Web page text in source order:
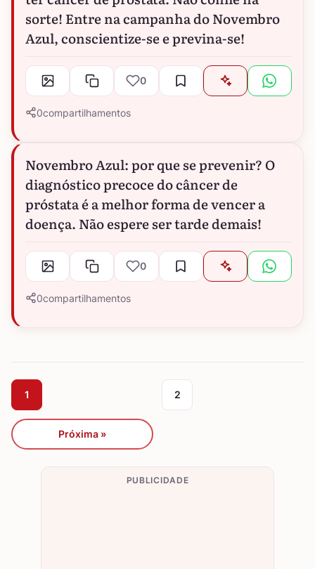
sorte! Entre na campanha do Novembro
Azul, conscientize-se e previna-se!
0
0compartilhamentos
Novembro Azul: por que se prevenir? O
diagnóstico precoce do câncer de
próstata é a melhor forma de vencer a
doença. Não espere ser tarde demais!
0
0compartilhamentos
1 2
Próxima »
PUBLICIDADE